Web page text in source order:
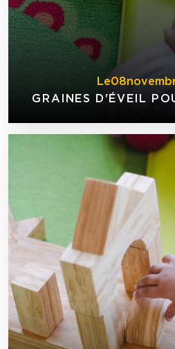
Le08
GRAINES D'ÉVEIL